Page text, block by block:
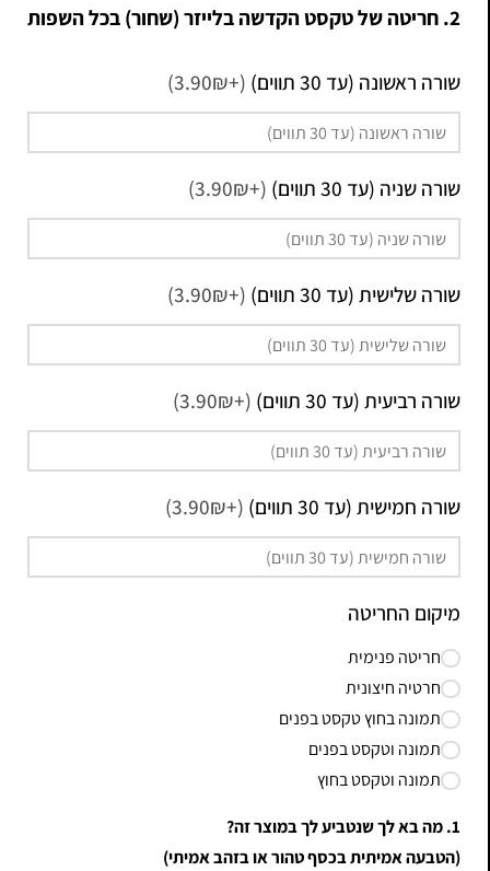
2. חריטה של טקסט הקדשה בלייזר (שחור) בכל השפות
שורה ראשונה (עד 30 תווים) (+3.90₪)
שורה שניה (עד 30 תווים) (+3.90₪)
שורה שלישית (עד 30 תווים) (+3.90₪)
שורה רביעית (עד 30 תווים) (+3.90₪)
שורה חמישית (עד 30 תווים) (+3.90₪)
מיקום החריטה
חריטה פנימית
חרטיה חיצונית
תמונה בחוץ טקסט בפנים
תמונה וטקסט בפנים
תמונה וטקסט בחוץ
1. מה בא לך שנטביע לך במוצר זה?
(הטבעה אמיתית בכסף טהור או בזהב אמיתי)